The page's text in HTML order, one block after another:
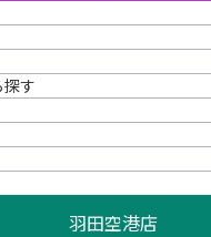
す
羽田空港店